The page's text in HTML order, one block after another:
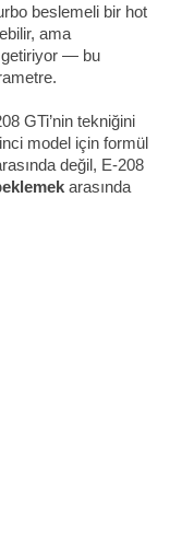
beslemeli bir hot
ama
getiriyor — bu
GTi’nin tekniğini
model için formül
değil, E-208
arasında